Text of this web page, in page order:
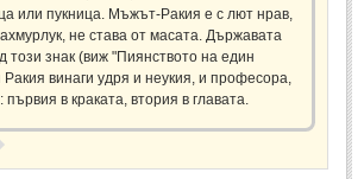
или пукница. Мъжът-Ракия е с лют нрав,
не става от масата. Държавата
този знак (виж "Пиянството на един
винаги удря и неукия, и професора,
първия в краката, втория в главата.